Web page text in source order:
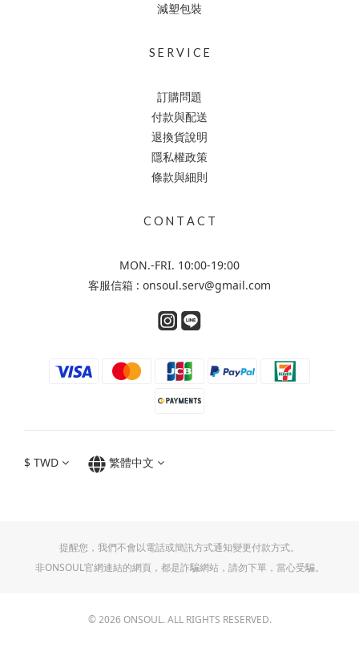
減塑包裝
S E R V I C E
訂購問題
付款與配送
退換貨說明
隱私權政策
條款與細則
C O N T A C T
MON.-FRI. 10:00-19:00
客服信箱 : onsoul.serv@gmail.com
$ TWD 繁體中文
提醒您，我們不會以電話或簡訊方式通知變更付款方式。
非ONSOUL官網連結的網頁，都是詐騙網站，請勿下單，當心受騙。
© 2026 ONSOUL. ALL RIGHTS RESERVED.